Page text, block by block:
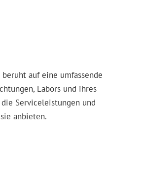
auf eine umfassende
Labors und ihres
Serviceleistungen und
anbieten.